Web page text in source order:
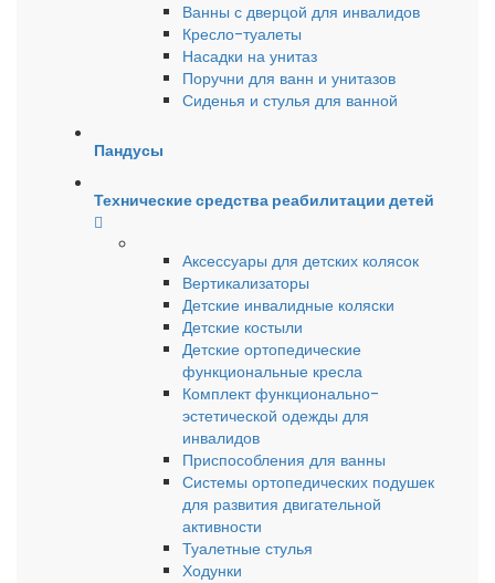
Ванны с дверцой для инвалидов
Кресло-туалеты
Насадки на унитаз
Поручни для ванн и унитазов
Сиденья и стулья для ванной
Пандусы
Технические средства реабилитации детей
Аксессуары для детских колясок
Вертикализаторы
Детские инвалидные коляски
Детские костыли
Детские ортопедические
функциональные кресла
Комплект функционально-
эстетической одежды для
инвалидов
Приспособления для ванны
Системы ортопедических подушек
для развития двигательной
активности
Туалетные стулья
Ходунки